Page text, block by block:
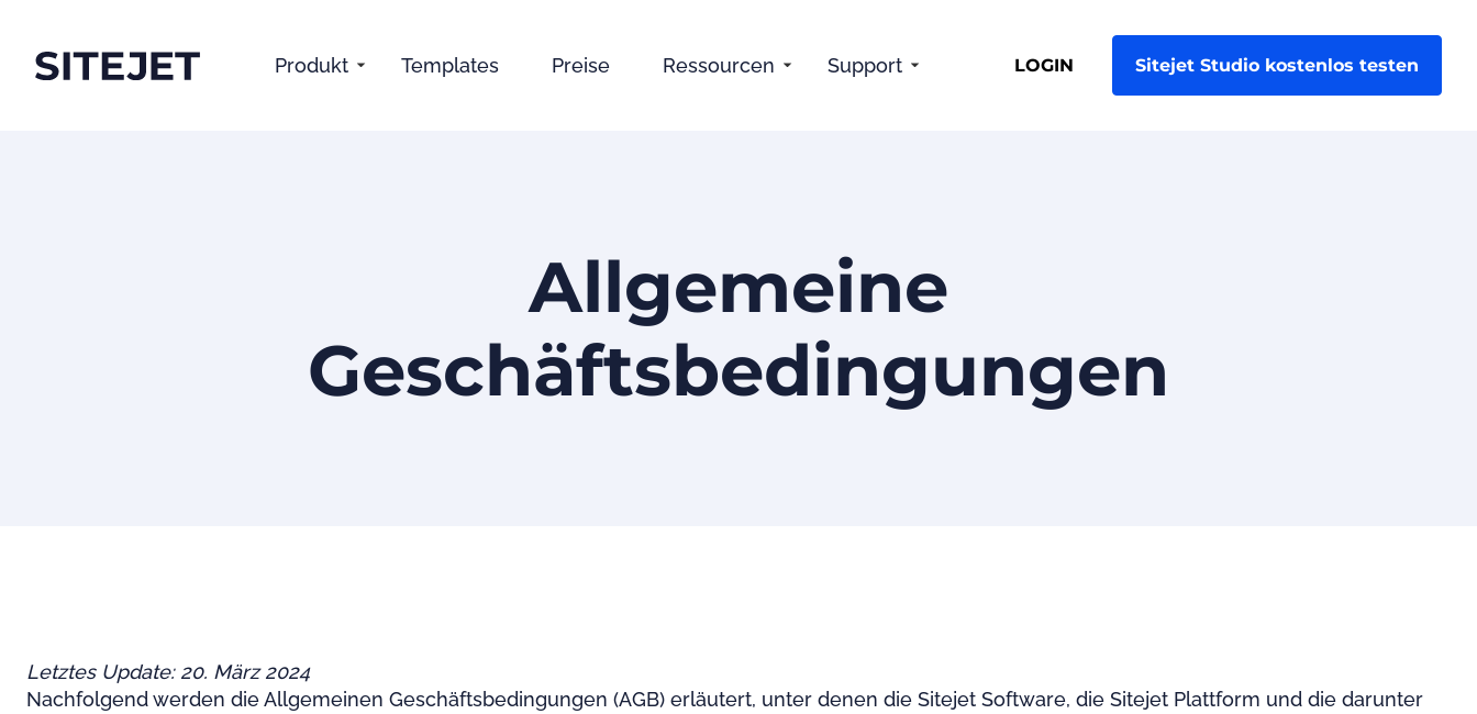
Produkt Templates Preise Ressourcen Support LOGIN Sitejet Studio kostenlos testen
Allgemeine
Geschäftsbedingungen
Letztes Update: 20. März 2024
Nachfolgend werden die Allgemeinen Geschäftsbedingungen (AGB) erläutert, unter denen die Sitejet Software, die Sitejet Plattform und die darunter